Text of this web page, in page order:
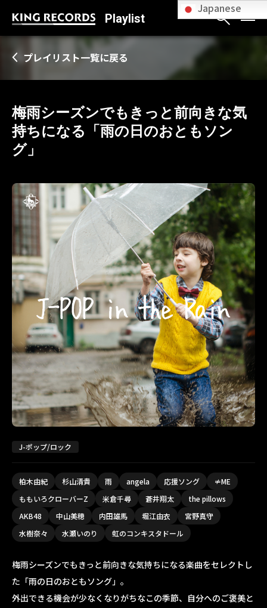
Playlist
プレイリスト一覧に戻る
梅雨シーズンでもきっと前向きな気
持ちになる「雨の日のおともソン
グ」
J-ポップ/ロック
柏木由紀 杉山清貴 雨 angela 応援ソング
≠ME
ももいろクローバーZ
米倉千尋 蒼井翔太
the pillows
AKB48
中山美穂 内田雄馬 堀江由衣
宮野真守
水樹奈々
水瀬いのり 虹のコンキスタドール
梅雨シーズンでもきっと前向きな気持ちになる楽曲をセレクトし
た「雨の日のおともソング」。
外出できる機会が少なくなりがちなこの季節、自分へのご褒美と
Japanese